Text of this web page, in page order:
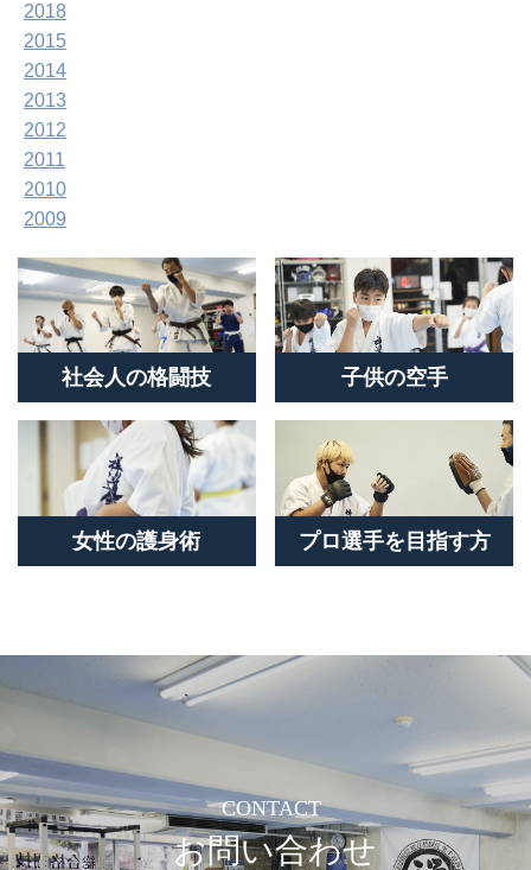
2018
2015
2014
2013
2012
2011
2010
2009
社会人の格闘技 子供の空手
女性の護身術 プロ選手を目指す方
CONTACT
お問い合わせ